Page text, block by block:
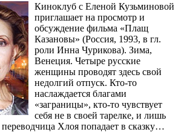
Киноклуб с Еленой Кузьминовой
приглашает на просмотр и
обсуждение фильма «Плащ
Казановы» (Россия, 1993, в гл.
роли Инна Чурикова). Зима,
Венеция. Четыре русские
женщины проводят здесь свой
недолгий отпуск. Кто-то
наслаждается благами
«заграницы», кто-то чувствует
себя не в своей тарелке, и лишь
Хлоя попадает в сказку…